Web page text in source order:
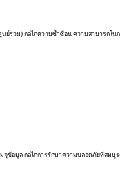
ย์รวม) กลไกความซ้ำซ้อน ความสามารถใ
จุข้อมูล กลไกการรักษาความปลอดภัยที่สม